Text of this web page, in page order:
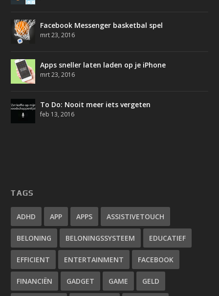
Facebook Messenger basketbal spel
mrt 23, 2016
Apps sneller laten laden op je iPhone
mrt 23, 2016
To Do: Nooit meer iets vergeten
feb 13, 2016
TAGS
ADHD APP APPS ASSISTIVETOUCH
BELONING BELONINGSSYSTEEM EDUCATIEF
EFFICIENT ENTERTAINMENT FACEBOOK
FINANCIËN GADGET GAME GELD